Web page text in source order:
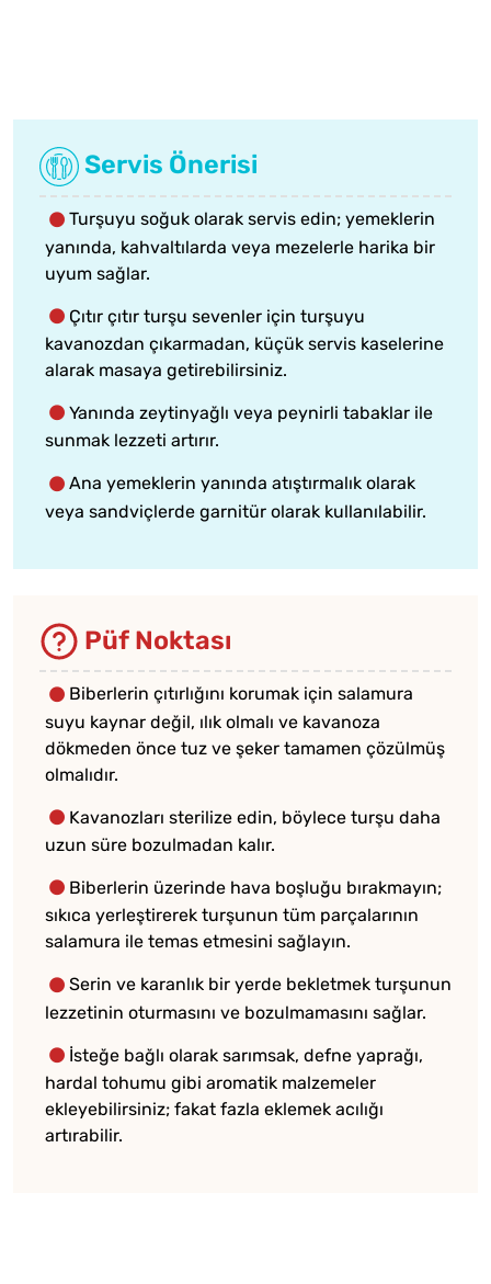
Servis Önerisi
Turşuyu soğuk olarak servis edin; yemeklerin
yanında, kahvaltılarda veya mezelerle harika bir
uyum sağlar.
Çıtır çıtır turşu sevenler için turşuyu
kavanozdan çıkarmadan, küçük servis kaselerine
alarak masaya getirebilirsiniz.
Yanında zeytinyağlı veya peynirli tabaklar ile
sunmak lezzeti artırır.
Ana yemeklerin yanında atıştırmalık olarak
veya sandviçlerde garnitür olarak kullanılabilir.
Püf Noktası
Biberlerin çıtırlığını korumak için salamura
suyu kaynar değil, ılık olmalı ve kavanoza
dökmeden önce tuz ve şeker tamamen çözülmüş
olmalıdır.
Kavanozları sterilize edin, böylece turşu daha
uzun süre bozulmadan kalır.
Biberlerin üzerinde hava boşluğu bırakmayın;
sıkıca yerleştirerek turşunun tüm parçalarının
salamura ile temas etmesini sağlayın.
Serin ve karanlık bir yerde bekletmek turşunun
lezzetinin oturmasını ve bozulmamasını sağlar.
İsteğe bağlı olarak sarımsak, defne yaprağı,
hardal tohumu gibi aromatik malzemeler
ekleyebilirsiniz; fakat fazla eklemek acılığı
artırabilir.